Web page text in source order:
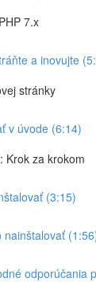
7.x
a inovujte
stránky
v úvode (6:14)
Krok za krokom
(3:15)
nainštalovať
odporúčania